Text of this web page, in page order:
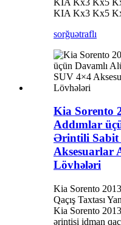
KIA Kx3 Kx5
sorğuətraflı
Kia Sorento
Addımlar
Ərintili Sabit
Aksesuarlar
Lövhələri
Kia Sorento
Qaçış Taxtası
Kia Sorento
ərintisi idman